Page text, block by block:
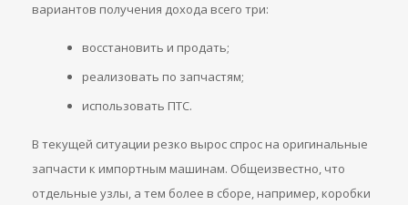
вариантов получения дохода всего три:
восстановить и продать;
реализовать по запчастям;
использовать ПТС.
В текущей ситуации резко вырос спрос на оригинальные
запчасти к импортным машинам. Общеизвестно, что
отдельные узлы, а тем более в сборе, например, коробки